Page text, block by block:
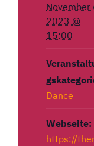
November
2023 @
15:00
Dance
Webseite:
https://